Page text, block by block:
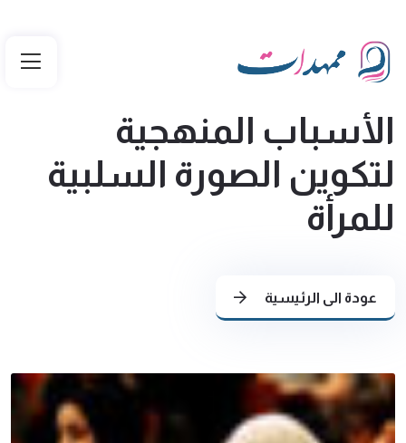
الأسباب المنهجية
لتكوين الصورة السلبية
للمرأة
عودة الى الرئيسية